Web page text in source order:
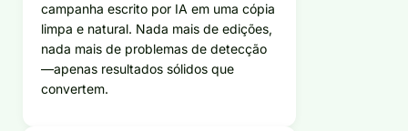
campanha escrito por IA em uma cópia
limpa e natural. Nada mais de edições,
nada mais de problemas de detecção
—apenas resultados sólidos que
convertem.